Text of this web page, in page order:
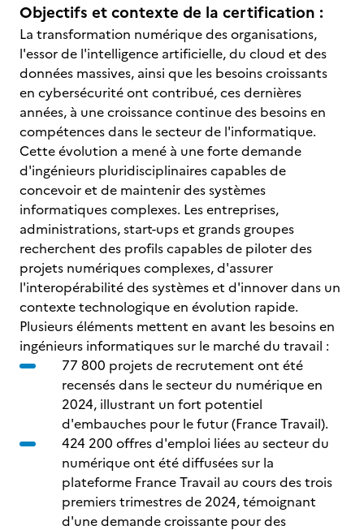
Objectifs et contexte de la certification :
La transformation numérique des organisations,
l'essor de l'intelligence artificielle, du cloud et des
données massives, ainsi que les besoins croissants
en cybersécurité ont contribué, ces dernières
années, à une croissance continue des besoins en
compétences dans le secteur de l'informatique.
Cette évolution a mené à une forte demande
d'ingénieurs pluridisciplinaires capables de
concevoir et de maintenir des systèmes
informatiques complexes. Les entreprises,
administrations, start-ups et grands groupes
recherchent des profils capables de piloter des
projets numériques complexes, d'assurer
l'interopérabilité des systèmes et d'innover dans un
contexte technologique en évolution rapide.
Plusieurs éléments mettent en avant les besoins en
ingénieurs informatiques sur le marché du travail :
77 800 projets de recrutement ont été
recensés dans le secteur du numérique en
2024, illustrant un fort potentiel
d'embauches pour le futur (France Travail).
424 200 offres d'emploi liées au secteur du
numérique ont été diffusées sur la
plateforme France Travail au cours des trois
premiers trimestres de 2024, témoignant
d'une demande croissante pour des